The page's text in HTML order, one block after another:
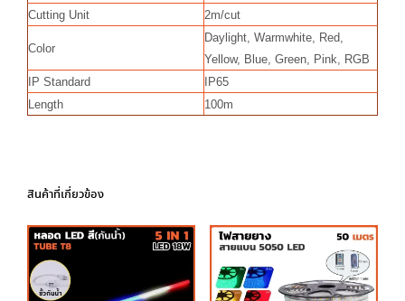
Cutting Unit
2m/cut
Color
Daylight, Warmwhite, Red,
Yellow, Blue, Green, Pink, RGB
IP Standard
IP65
Length
100m
สินค้าที่เกี่ยวข้อง